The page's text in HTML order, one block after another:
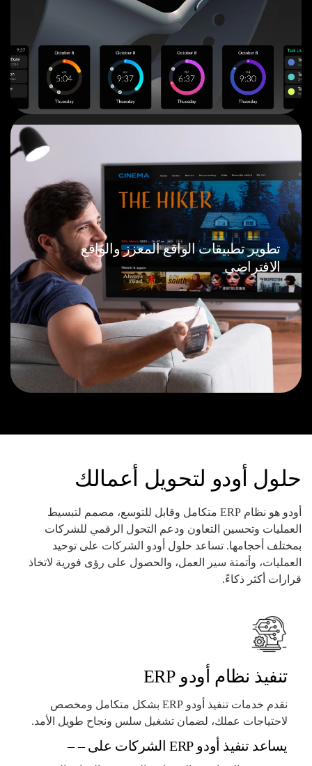
تطوير تطبيقات الواقع المعزز والواقع
الافتراضي
حلول أودو لتحويل أعمالك
أودو هو نظام ERP متكامل وقابل للتوسع، مصمم لتبسيط
العمليات وتحسين التعاون ودعم التحول الرقمي للشركات
بمختلف أحجامها. تساعد حلول أودو الشركات على توحيد
العمليات، وأتمتة سير العمل، والحصول على رؤى فورية لاتخاذ
قرارات أكثر ذكاءً.
تنفيذ نظام أودو ERP
نقدم خدمات تنفيذ أودو ERP بشكل متكامل ومخصص
لاحتياجات عملك، لضمان تشغيل سلس ونجاح طويل الأمد.
يساعد تنفيذ أودو ERP الشركات على – –